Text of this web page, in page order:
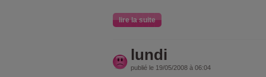
lire la suite
lundi
publié le 19/05/2008 à 06:04